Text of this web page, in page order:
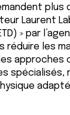
plus
Laurent
» par
réduire les
approches